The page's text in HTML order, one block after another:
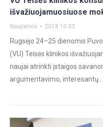
išvažiuojamuosiuose
Naujienos 2018 10 03
Rugsėjo 24–25 dienomis
(VU) Teisės klinikos
naujai atrinkti įstaigos
argumentavimo, interesantų…